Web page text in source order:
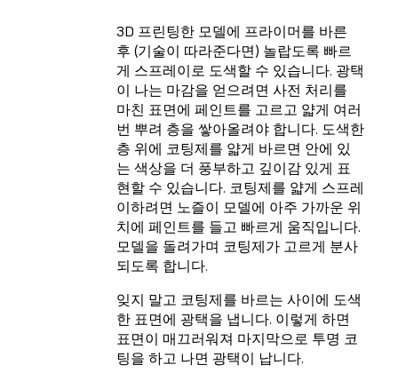
3D 프린팅한 모델에 프라이머를 바른
후 (기술이 따라준다면) 놀랍도록 빠르
게 스프레이로 도색할 수 있습니다. 광택
이 나는 마감을 얻으려면 사전 처리를
마친 표면에 페인트를 고르고 얇게 여러
번 뿌려 층을 쌓아올려야 합니다. 도색한
층 위에 코팅제를 얇게 바르면 안에 있
는 색상을 더 풍부하고 깊이감 있게 표
현할 수 있습니다. 코팅제를 얇게 스프레
이하려면 노즐이 모델에 아주 가까운 위
치에 페인트를 들고 빠르게 움직입니다.
모델을 돌려가며 코팅제가 고르게 분사
되도록 합니다.
잊지 말고 코팅제를 바르는 사이에 도색
한 표면에 광택을 냅니다. 이렇게 하면
표면이 매끄러워져 마지막으로 투명 코
팅을 하고 나면 광택이 납니다.